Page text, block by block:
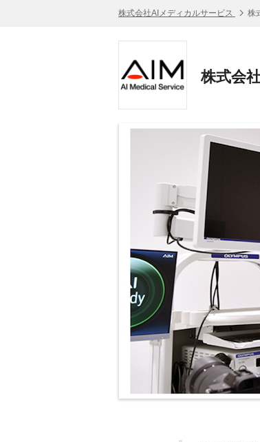
株式会社AIメディカルサービス 株
株式会